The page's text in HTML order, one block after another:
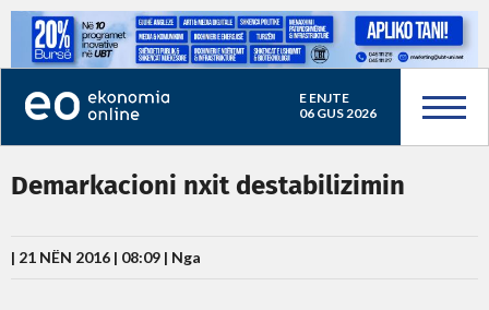
E ENJTE
06 GUS 2026
Demarkacioni nxit destabilizimin
| 21 NËN 2016 | 08:09 | Nga